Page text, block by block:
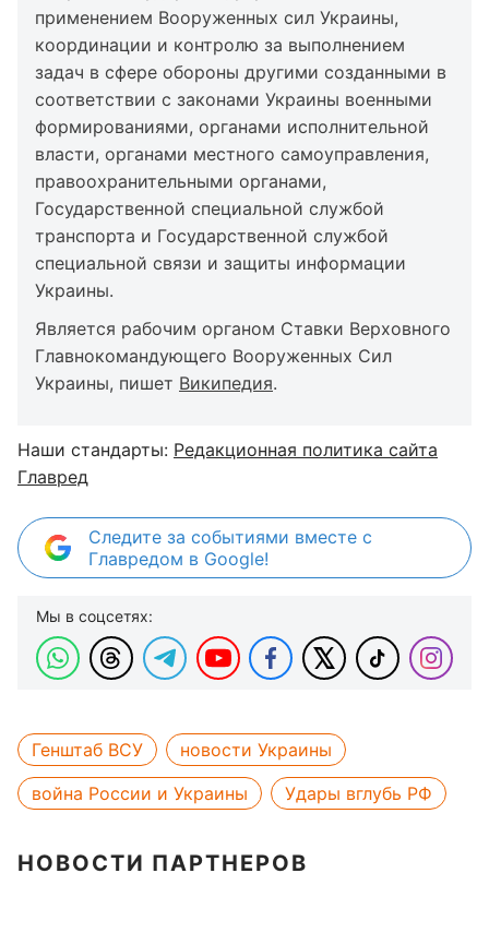
применением Вооруженных сил Украины,
координации и контролю за выполнением
задач в сфере обороны другими созданными в
соответствии с законами Украины военными
формированиями, органами исполнительной
власти, органами местного самоуправления,
правоохранительными органами,
Государственной специальной службой
транспорта и Государственной службой
специальной связи и защиты информации
Украины.
Является рабочим органом Ставки Верховного
Главнокомандующего Вооруженных Сил
Украины, пишет Википедия.
Наши стандарты: Редакционная политика сайта
Главред
Следите за событиями вместе с
Главредом в Google!
Мы в соцсетях:
Генштаб ВСУ
новости Украины
война России и Украины
Удары вглубь РФ
НОВОСТИ ПАРТНЕРОВ